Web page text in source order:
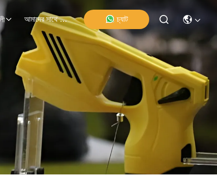
আমাদের সাথে যোগাযোগ চ্যাট